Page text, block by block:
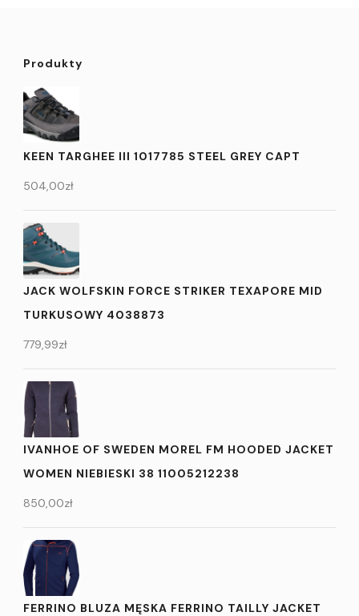
Produkty
KEEN TARGHEE III 1017785 STEEL GREY CAPT
504,00zł
JACK WOLFSKIN FORCE STRIKER TEXAPORE MID
TURKUSOWY 4038873
779,99zł
IVANHOE OF SWEDEN MOREL FM HOODED JACKET
WOMEN NIEBIESKI 38 11005212238
850,00zł
FERRINO BLUZA MĘSKA FERRINO TAILLY JACKET